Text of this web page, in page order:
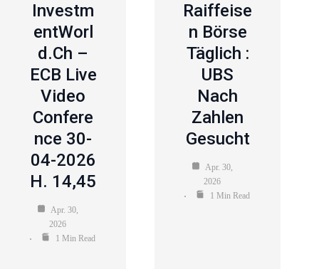
Investm
EntWorl
D.ch –
ECB Live
Video
Confere
Nce 30-
04-2026
H. 14,45
Apr. 30,
2026
1 Min Read
Raiffeise
N Börse
Täglich :
UBS
Nach
Zahlen
Gesucht
Apr. 30,
2026
1 Min Read